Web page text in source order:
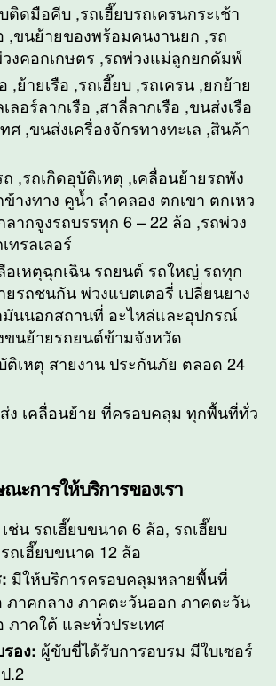
ติดมือคีบ ,รถเฮี๊ยบรถเครนกระเช้า
,ขนย้ายของพร้อมคนงานยก ,รถ
งคอกเกษตร ,รถพ่วงแม่ลูกยกดัมพ์
,ย้ายเรือ ,รถเฮี๊ยบ ,รถเครน ,ยกย้าย
ลอร์ลากเรือ ,สาลี่ลากเรือ ,ขนส่งเรือ
ศ ,ขนส่งเครื่องจักรทางทะเล ,สินค้า
,รถเกิดอุบัติเหตุ ,เคลื่อนย้ายรถพัง
างทาง คูน้ำ ลำคลอง ตกเขา ตกเหว
ากจูงรถบรรทุก 6 – 22 ล้อ ,รถพ่วง
ทรลเลอร์
อเหตุฉุกเฉิน รถยนต์ รถใหญ่ รถทุก
รถชนกัน พ่วงแบตเตอรี่ เปลี่ยนยาง
มันนอกสถานที่ อะไหล่และอุปกรณ์
ขนย้ายรถยนต์ข้ามจังหวัด
ติเหตุ สายงาน ประกันภัย ตลอด 24
ง เคลื่อนย้าย ที่ครอบคลุม ทุกพื้นที่ทั่ว
ะการให้บริการของเรา
เช่น รถเฮี๊ยบขนาด 6 ล้อ, รถเฮี๊ยบ
ถเฮี๊ยบขนาด 12 ล้อ
: มีให้บริการครอบคลุมหลายพื้นที่
ภาคกลาง ภาคตะวันออก ภาคตะวัน
ภาคใต้ และทั่วประเทศ
อง: ผู้ขับขี่ได้รับการอบรม มีใบเซอร์
.2